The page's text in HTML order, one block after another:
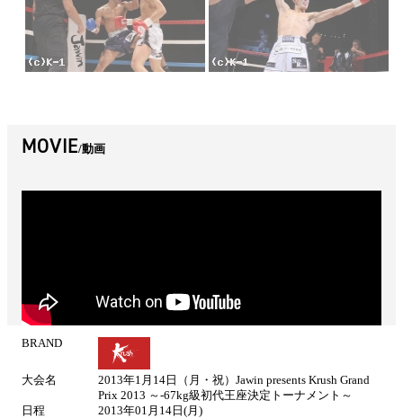
MOVIE 動画
BRAND
大会名
2013年1月14日（月・祝）Jawin presents Krush Grand
Prix 2013 ～-67kg級初代王座決定トーナメント～
日程
2013年01月14日(月)